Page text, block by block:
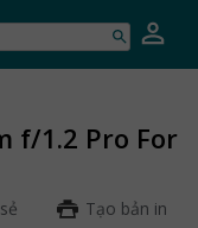
f/1.2 Pro For
Tạo bản in